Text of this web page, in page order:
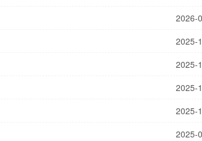
2026-
2025-
2025-
2025-
2025-
2025-